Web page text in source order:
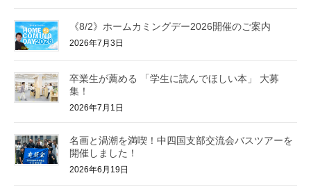
《8/2》ホームカミングデー2026開催のご案内
2026年7月3日
卒業生が薦める 「学生に読んでほしい本」 大募
集！
2026年7月1日
名画と渦潮を満喫！中四国支部交流会バスツアーを
開催しました！
2026年6月19日